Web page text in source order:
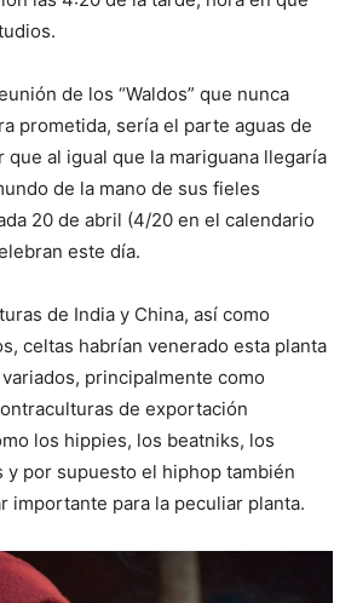
de los “Waldos” que nunca
prometida, sería el parte aguas de
que al igual que la mariguana llegaría
de la mano de sus fieles
20 de abril (4/20 en el calendario
este día.
de India y China, así como
celtas habrían venerado esta planta
principalmente como
de exportación
los hippies, los beatniks, los
y por supuesto el hiphop también
importante para la peculiar planta.